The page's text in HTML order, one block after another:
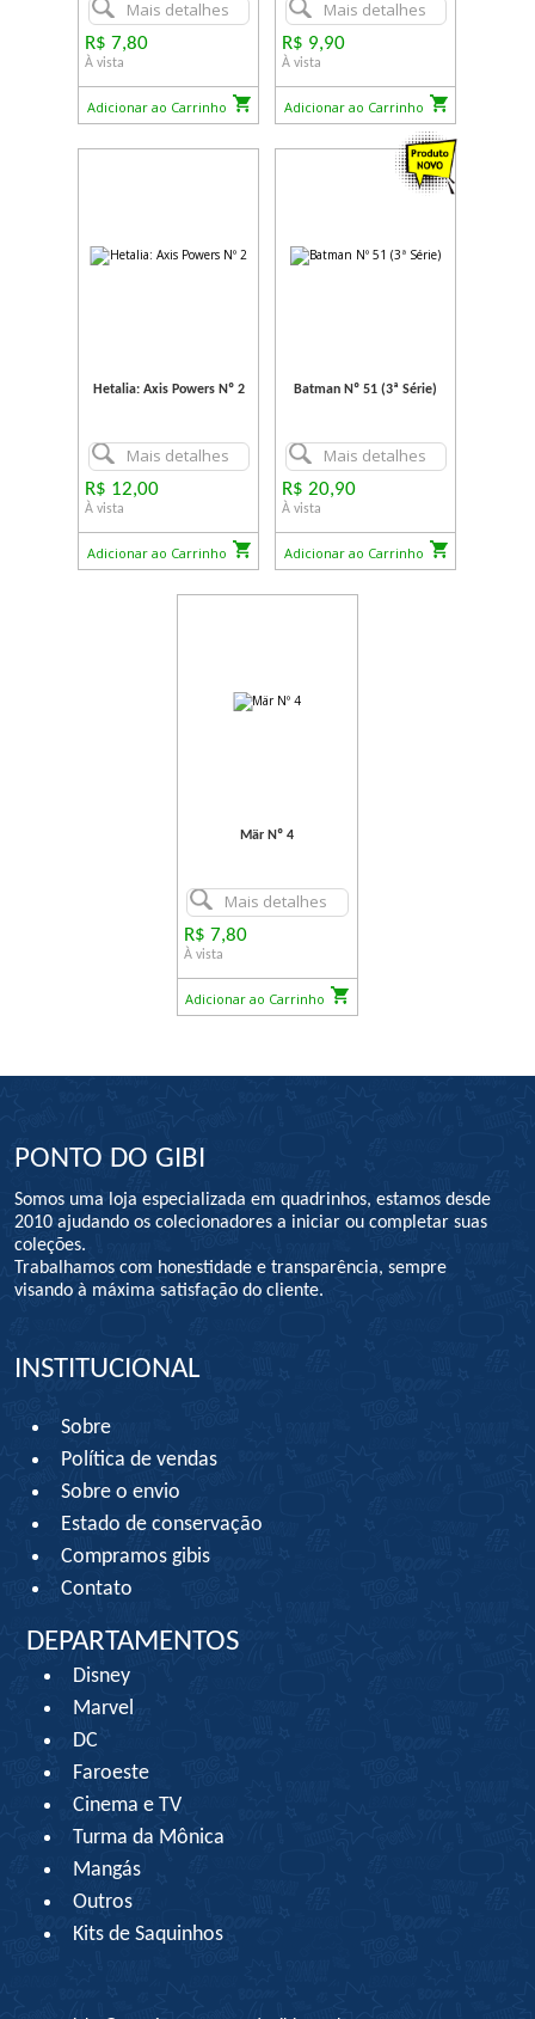
Mais detalhes
R$ 7,80
À vista
Adicionar ao Carrinho
Mais detalhes
R$ 9,90
À vista
Adicionar ao Carrinho
Hetalia: Axis Powers Nº 2
Mais detalhes
R$ 12,00
À vista
Adicionar ao Carrinho
Batman Nº 51 (3ª Série)
Mais detalhes
R$ 20,90
À vista
Adicionar ao Carrinho
Mär Nº 4
Mais detalhes
R$ 7,80
À vista
Adicionar ao Carrinho
PONTO DO GIBI
Somos uma loja especializada em quadrinhos, estamos desde
2010 ajudando os colecionadores a iniciar ou completar suas
coleções.
Trabalhamos com honestidade e transparência, sempre
visando à máxima satisfação do cliente.
INSTITUCIONAL
Sobre
Política de vendas
Sobre o envio
Estado de conservação
Compramos gibis
Contato
DEPARTAMENTOS
Disney
Marvel
DC
Faroeste
Cinema e TV
Turma da Mônica
Mangás
Outros
Kits de Saquinhos